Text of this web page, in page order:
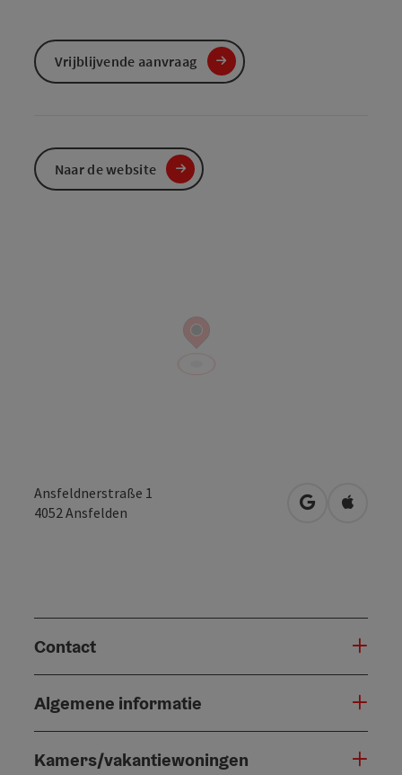
Ansfeldnerstraße 1
4052 Ansfelden Openen in
Contact
Algemene informatie
Kamers/vakantiewoningen
Vrijblijvende aanvraag
Naar de website